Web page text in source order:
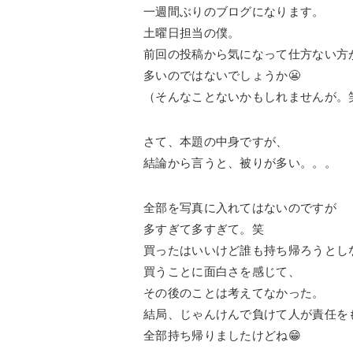
一週間ぶりのブログになります。
土曜日担当の僕。
前回の投稿から気になって仕方ない方
多いのではないでしょうか😬
（そんなことないかもしれませんが。
さて、本題の中身ですが、
結論から言うと、被りが多い。。。
全部を写真に入れてはないのですが
多すぎて多すぎて。笑
買ったはいいけど誰も持ち帰ろうとし
買うことに面白さを感じて、
その後のことは考えてなかった。
結局、じゃんけんで負けて人が責任を
全部持ち帰りましたけどね😁